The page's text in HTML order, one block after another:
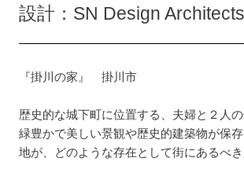
設計：SN Design
『掛川の家』 掛川市
歴史的な城下町に位置する、夫婦と２人
緑豊かで美しい景観や歴史的建築物が保
地が、どのような存在として街にあるべき